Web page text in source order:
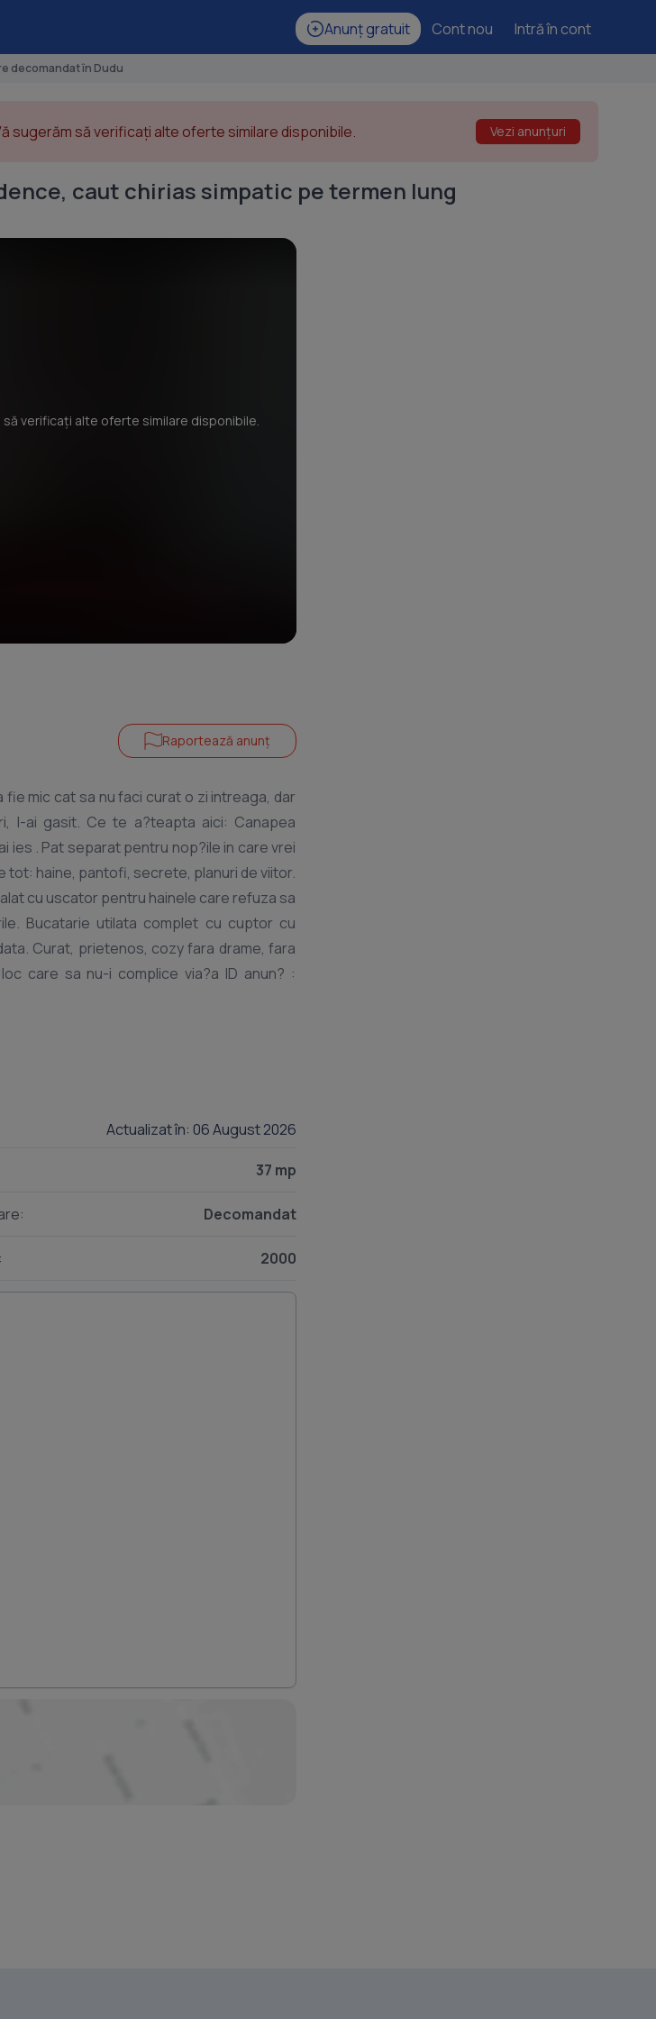
Anunț gratuit Cont nou Intră în cont
decomandat în Dudu
sugerăm să verificați alte oferte similare disponibile. Vezi anunțuri
caut chirias simpatic pe termen lung
verificați alte oferte similare disponibile.
Raportează anunț
aici: Canapea
ies . Pat separat pentru nop?ile in care vrei
tot: haine, pantofi, secrete, planuri de viitor.
cu uscator pentru hainele care refuza sa
Bucatarie utilata complet cu cuptor cu
Curat, prietenos, cozy fara drame, fara
Actualizat în: 06 August 2026
37 mp
Decomandat
2000